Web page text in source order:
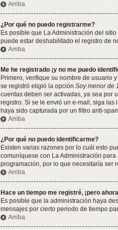
Arriba
¿Por qué no puedo registrarme?
Es posible que La Administración del
puede estar deshabilitado el registro de
Arriba
Me he registrado ¡y no me puedo
Primero, verifique su nombre de usuario
se registró eligió la opción Soy menor de
cuentas deben ser activadas, ya sea por
registro. Si se le envió un e-mail, siga
haya sido capturada por un filtro anti-
Arriba
¿Por qué no puedo identificarme?
Existen varias razones por lo cuál esto
comuníquese con La Administración
programación, por lo que necesitaría ser
Arriba
Hace un tiempo me registré, ¡pero
Es posible que la administración haya
mensajes por cierto periodo de tiempo
Arriba